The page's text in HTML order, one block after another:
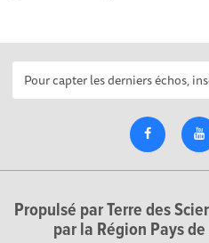
Propulsé par Terre des
par la Région Pays